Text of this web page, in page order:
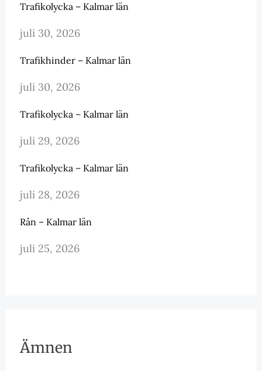
Trafikolycka – Kalmar län
juli 30, 2026
Trafikhinder – Kalmar län
juli 30, 2026
Trafikolycka – Kalmar län
juli 29, 2026
Trafikolycka – Kalmar län
juli 28, 2026
Rån – Kalmar län
juli 25, 2026
Ämnen